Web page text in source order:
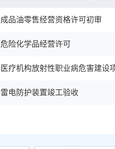
成品油零售经营资格许可初审
危险化学品经营许可
医疗机构放射性职业病危害建设
雷电防护装置竣工验收